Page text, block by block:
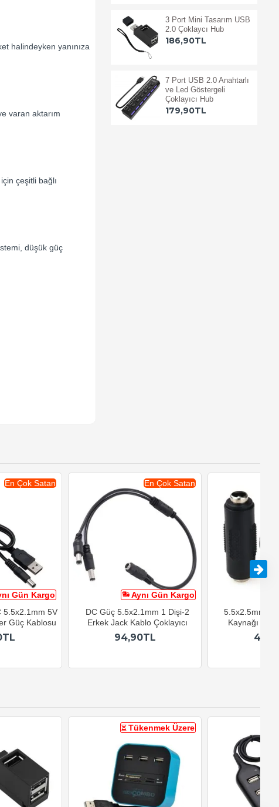
halindeyken yanınıza
varan aktarım
çeşitli bağlı
düşük güç
3 Port Mini Tasarım USB
2.0 Çoklaycı Hub
186,90TL
7 Port USB 2.0 Anahtarlı
ve Led Göstergeli
Çoklayıcı Hub
179,90TL
Gün Kargo
En Çok Satan
5.5x2.1mm 5V
Güç Kablosu
Aynı Gün Kargo
En Çok Satan
DC Güç 5.5x2.1mm 1 Dişi-2
Erkek Jack Kablo Çoklayıcı
94,90TL
5.5x2.5mm
Kaynağı
Tükenmek Üzere